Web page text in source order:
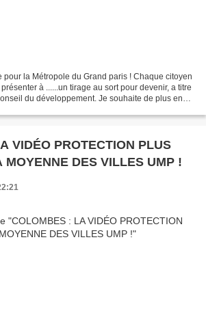
pour la Métropole du Grand paris ! Chaque citoyen
à ......un tirage au sort pour devenir, a titre
du développement. Je souhaite de plus en
VIDÉO PROTECTION PLUS
MOYENNE DES VILLES UMP !